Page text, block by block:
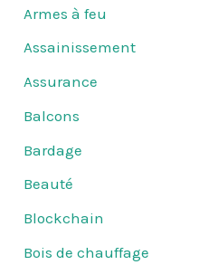
Armes à feu
Assainissement
Assurance
Balcons
Bardage
Beauté
Blockchain
Bois de chauffage